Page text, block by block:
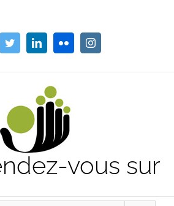
TwitterLinkedInFlickr Instagram
vous sur